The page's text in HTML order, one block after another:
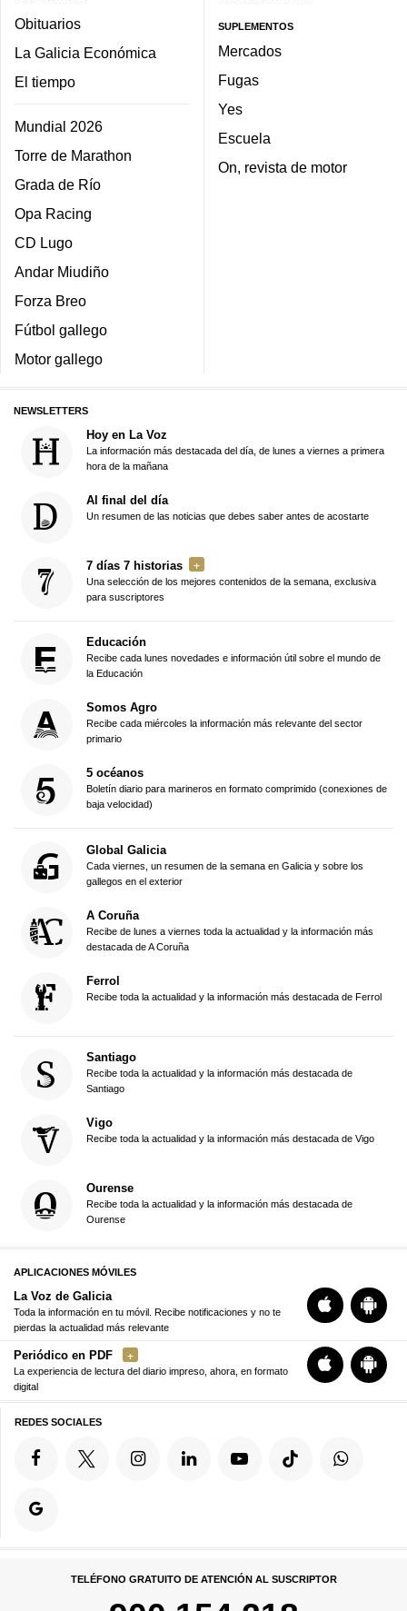
Obituarios
La Galicia Económica
El tiempo
Mundial 2026
Torre de Marathon
Grada de Río
Opa Racing
CD Lugo
Andar Miudiño
Forza Breo
Fútbol gallego
Motor gallego
SUPLEMENTOS
Mercados
Fugas
Yes
Escuela
On, revista de motor
NEWSLETTERS
Hoy en La Voz
La información más destacada del día, de lunes a viernes a primera
hora de la mañana
Al final del día
Un resumen de las noticias que debes saber antes de acostarte
7 días 7 historias
Una selección de los mejores contenidos de la semana, exclusiva
para suscriptores
Educación
Recibe cada lunes novedades e información útil sobre el mundo de
la Educación
Somos Agro
Recibe cada miércoles la información más relevante del sector
primario
5 océanos
Boletín diario para marineros en formato comprimido (conexiones de
baja velocidad)
Global Galicia
Cada viernes, un resumen de la semana en Galicia y sobre los
gallegos en el exterior
A Coruña
Recibe de lunes a viernes toda la actualidad y la información más
destacada de A Coruña
Ferrol
Recibe toda la actualidad y la información más destacada de Ferrol
Santiago
Recibe toda la actualidad y la información más destacada de
Santiago
Vigo
Recibe toda la actualidad y la información más destacada de Vigo
Ourense
Recibe toda la actualidad y la información más destacada de
Ourense
APLICACIONES MÓVILES
La Voz de Galicia
Toda la información en tu móvil. Recibe notificaciones y no te
pierdas la actualidad más relevante
Periódico en PDF
La experiencia de lectura del diario impreso, ahora, en formato
digital
REDES SOCIALES
TELÉFONO GRATUITO DE ATENCIÓN AL SUSCRIPTOR